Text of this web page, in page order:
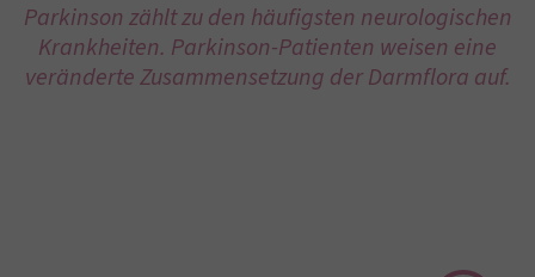
Parkinson zählt zu den häufigsten neurologischen
Krankheiten. Parkinson-Patienten weisen eine
veränderte Zusammensetzung der Darmflora auf.